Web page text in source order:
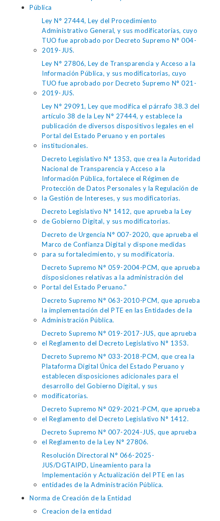
Pública
Ley N° 27444, Ley del Procedimiento
Administrativo General, y sus modificatorias, cuyo
TUO fue aprobado por Decreto Supremo N° 004-
2019-JUS.
Ley N° 27806, Ley de Transparencia y Acceso a la
Información Pública, y sus modificatorias, cuyo
TUO fue aprobado por Decreto Supremo N° 021-
2019-JUS.
Ley N° 29091, Ley que modifica el párrafo 38.3 del
artículo 38 de la Ley N° 27444, y establece la
publicación de diversos dispositivos legales en el
Portal del Estado Peruano y en portales
institucionales.
Decreto Legislativo N° 1353, que crea la Autoridad
Nacional de Transparencia y Acceso a la
Información Pública, fortalece el Régimen de
Protección de Datos Personales y la Regulación de
la Gestión de Intereses, y sus modificatorias.
Decreto Legislativo N° 1412, que aprueba la Ley
de Gobierno Digital, y sus modificatorias.
Decreto de Urgencia N° 007-2020, que aprueba el
Marco de Confianza Digital y dispone medidas
para su fortalecimiento, y su modificatoria.
Decreto Supremo N° 059-2004-PCM, que aprueba
disposiciones relativas a la administración del
Portal del Estado Peruano."
Decreto Supremo N° 063-2010-PCM, que aprueba
la implementación del PTE en las Entidades de la
Administración Pública.
Decreto Supremo N° 019-2017-JUS, que aprueba
el Reglamento del Decreto Legislativo N° 1353.
Decreto Supremo N° 033-2018-PCM, que crea la
Plataforma Digital Única del Estado Peruano y
establecen disposiciones adicionales para el
desarrollo del Gobierno Digital, y sus
modificatorias.
Decreto Supremo N° 029-2021-PCM, que aprueba
el Reglamento del Decreto Legislativo N° 1412.
Decreto Supremo N° 007-2024-JUS, que aprueba
el Reglamento de la Ley N° 27806.
Resolución Directoral N° 066-2025-
JUS/DGTAIPD, Lineamiento para la
Implementación y Actualización del PTE en las
entidades de la Administración Pública.
Norma de Creación de la Entidad
Creacion de la entidad